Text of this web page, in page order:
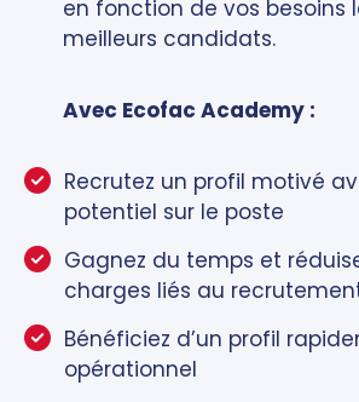
en fonction de vos besoins
meilleurs candidats.
Avec Ecofac Academy :
Recrutez un profil motivé
potentiel sur le poste
Gagnez du temps et
charges liés au
Bénéficiez d’un profil
opérationnel